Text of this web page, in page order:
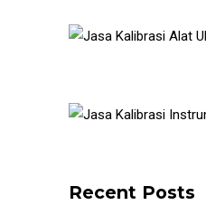
Recent Posts